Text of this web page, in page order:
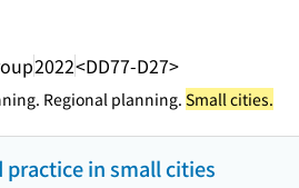
2022<DD77-D27>
Regional planning. Small cities.
in small cities